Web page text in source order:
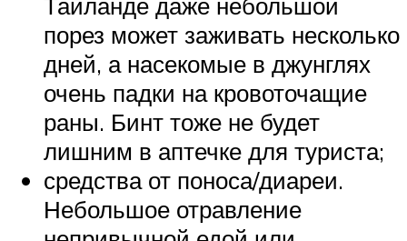
порез может заживать несколько
дней, а насекомые в джунглях
очень падки на кровоточащие
раны. Бинт тоже не будет
лишним в аптечке для туриста;
средства от поноса/диареи.
Небольшое отравление